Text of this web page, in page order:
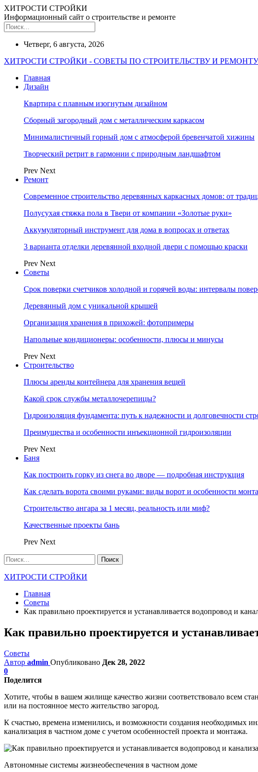
ХИТРОСТИ СТРОЙКИ
Информационный сайт о строительстве и ремонте
Четверг, 6 августа, 2026
ХИТРОСТИ СТРОЙКИ - СОВЕТЫ ПО СТРОИТЕЛЬСТВУ И РЕМОНТУ
Главная
Дизайн
Квартира с плавным изогнутым дизайном
Сборный загородный дом с металлическим каркасом
Минималистичный горный дом с атмосферой бревенчатой хижины
Творческий ретрит в гармонии с природным ландшафтом
Prev Next
Ремонт
Современное строительство деревянных каркасных домов: от
Полусухая стяжка пола в Твери от компании «Золотые руки»
Аккумуляторный инструмент для дома в вопросах и ответах
3 варианта отделки деревянной входной двери с помощью краски
Prev Next
Советы
Срок поверки счетчиков холодной и горячей воды: интервалы
Деревянный дом с уникальной крышей
Организация хранения в прихожей: фотопримеры
Напольные кондиционеры: особенности, плюсы и минусы
Prev Next
Строительство
Плюсы аренды контейнера для хранения вещей
Какой срок службы металлочерепицы?
Гидроизоляция фундамента: путь к надежности и долговечности
Преимущества и особенности инъекционной гидроизоляции
Prev Next
Баня
Как построить горку из снега во дворе — подробная инструкция
Как сделать ворота своими руками: виды ворот и особенности
Строительство ангара за 1 месяц, реальность или миф?
Качественные проекты бань
Prev Next
ХИТРОСТИ СТРОЙКИ
Главная
Советы
Как правильно проектируется и устанавливается водопровод и
Как правильно проектируется и
Советы
Автор admin Опубликовано Дек 28, 2022
0
Поделится
Хотите, чтобы в вашем жилище качество жизни соответствовало всем
или на постоянное место жительство загород.
К счастью, времена изменились, и возможности создания необходимых
канализация в частном доме с учетом особенностей проекта и монтажа.
Автономные системы жизнеобеспечения в частном доме